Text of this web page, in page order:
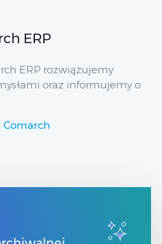
ERP
ERP rozwiązujemy
oraz informujemy o
Comarch